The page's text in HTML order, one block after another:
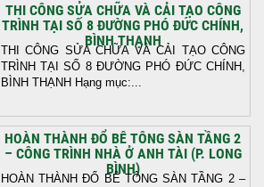
THI CÔNG SỬA CHỮA VÀ CẢI TẠO CÔNG
TRÌNH TẠI SỐ 8 ĐƯỜNG PHÓ ĐỨC CHÍNH,
BÌNH THẠNH
THI CÔNG SỬA CHỮA VÀ CẢI TẠO CÔNG
TRÌNH TẠI SỐ 8 ĐƯỜNG PHÓ ĐỨC CHÍNH,
BÌNH THẠNH Hạng mục:...
HOÀN THÀNH ĐỔ BÊ TÔNG SÀN TẦNG 2
– CÔNG TRÌNH NHÀ Ở ANH TÀI (P. LONG
BÌNH)
HOÀN THÀNH ĐỔ BÊ TÔNG SÀN TẦNG 2 –